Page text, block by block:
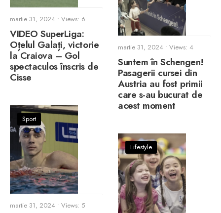
martie 31, 2024 • Views: 6
VIDEO SuperLiga:
Oțelul Galați, victorie
la Craiova – Gol
spectaculos înscris de
Cisse
martie 31, 2024 • Views: 4
Suntem în Schengen!
Pasagerii cursei din
Austria au fost primii
care s-au bucurat de
acest moment
Sport
martie 31, 2024 • Views: 5
Lifestyle